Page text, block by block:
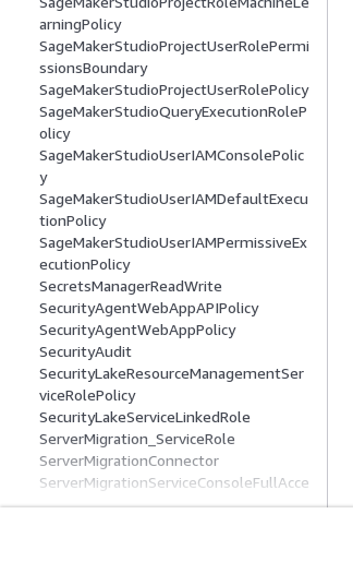
arningPolicy
SageMakerStudioProjectUserRolePermi
ssionsBoundary
SageMakerStudioProjectUserRolePolicy
SageMakerStudioQueryExecutionRoleP
olicy
SageMakerStudioUserIAMConsolePolic
y
SageMakerStudioUserIAMDefaultExecu
tionPolicy
SageMakerStudioUserIAMPermissiveEx
ecutionPolicy
SecretsManagerReadWrite
SecurityAgentWebAppAPIPolicy
SecurityAgentWebAppPolicy
SecurityAudit
SecurityLakeResourceManagementSer
viceRolePolicy
SecurityLakeServiceLinkedRole
ServerMigration_ServiceRole
ServerMigrationConnector
ServerMigrationServiceConsoleFullAcce
ss